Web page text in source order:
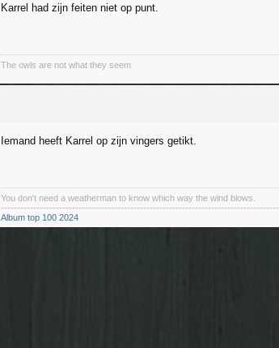
Karrel had zijn feiten niet op punt.
The owls are not what they seem
Iemand heeft Karrel op zijn vingers getikt.
You don't need a weatherman to know which way the wind blows.
Album top 100 2024